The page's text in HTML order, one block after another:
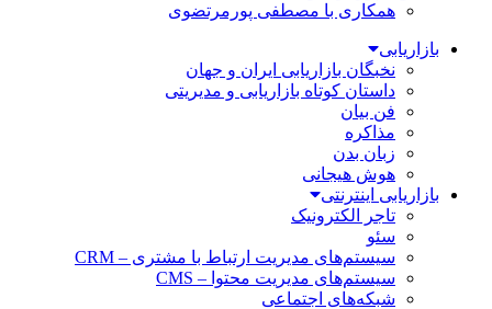
همکاری با مصطفی پورمرتضوی
بازاریابی
نخبگان بازاریابی ایران و جهان
داستان کوتاه بازاریابی و مدیریتی
فن بیان
مذاکره
زبان بدن
هوش هیجانی
بازاریابی اینترنتی
تاجر الکترونیک
سئو
سیستم‌های مدیریت ارتباط با مشتری – CRM
سیستم‌های مدیریت محتوا – CMS
شبکه‌های اجتماعی